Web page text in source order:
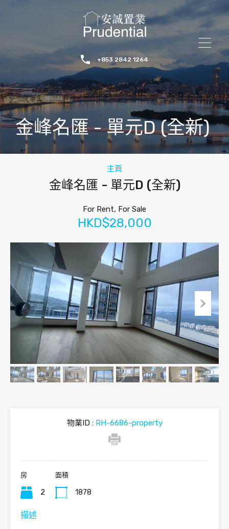
+853 2842 1264
金峰名匯 - 單元D (全新)
主頁
金峰名匯 - 單元D (全新)
For Rent, For Sale
HKD$28,000
物業ID :RH-6686-property
房
2
面積
1878
描述